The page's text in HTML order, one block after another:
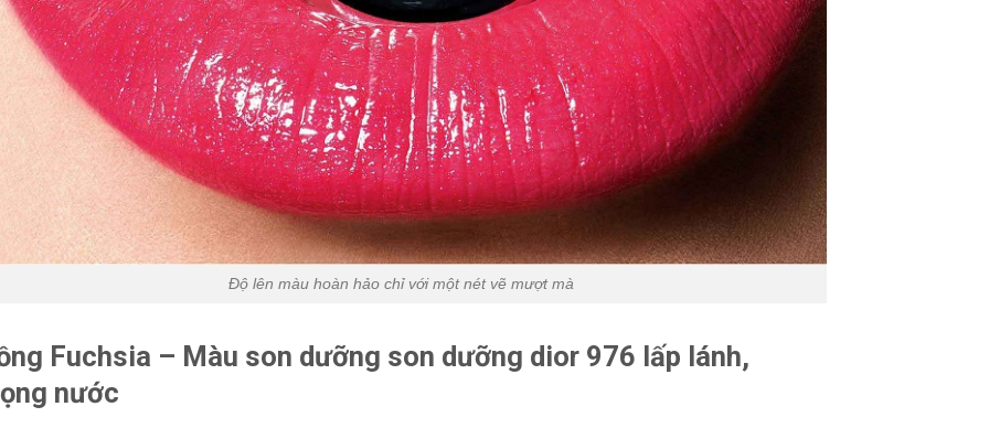
Độ lên màu hoàn hảo chỉ với một nét vẽ mượt mà
Fuchsia – Màu son dưỡng son dưỡng dior 976 lấp lánh,
nước